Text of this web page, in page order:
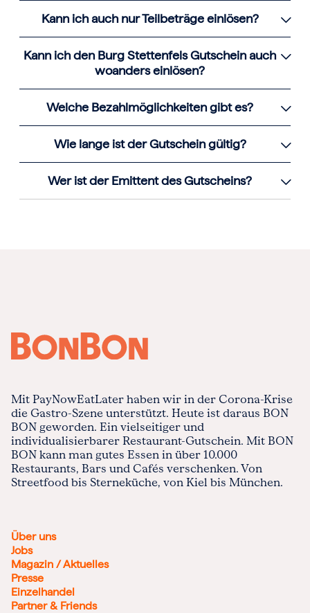
Kann ich auch nur Teilbeträge einlösen?
Kann ich den Burg Stettenfels Gutschein auch
woanders einlösen?
Welche Bezahlmöglichkeiten gibt es?
Wie lange ist der Gutschein gültig?
Wer ist der Emittent des Gutscheins?
Mit PayNowEatLater haben wir in der Corona-Krise
die Gastro-Szene unterstützt. Heute ist daraus BON
BON geworden. Ein vielseitiger und
individualisierbarer Restaurant-Gutschein. Mit BON
BON kann man gutes Essen in über 10.000
Restaurants, Bars und Cafés verschenken. Von
Streetfood bis Sterneküche, von Kiel bis München.
Über uns
Jobs
Magazin / Aktuelles
Presse
Einzelhandel
Partner & Friends